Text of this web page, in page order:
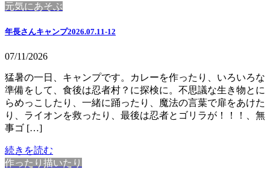
元気にあそぶ
年長さんキャンプ2026.07.11-12
07/11/2026
猛暑の一日、キャンプです。カレーを作ったり、いろいろな
準備をして、食後は忍者村？に探検に。不思議な生き物とに
らめっこしたり、一緒に踊ったり、魔法の言葉で扉をあけた
り、ライオンを救ったり、最後は忍者とゴリラが！！！、無
事ゴ […]
続きを読む
作ったり描いたり